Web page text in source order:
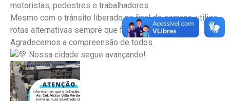
motoristas, pedestres e trabalhadores.
Mesmo com o trânsito liberado no final de semana, utilize
rotas alternativas sempre que for possível.
Agradecemos a compreensão de todos.
Nossa cidade segue avançando!